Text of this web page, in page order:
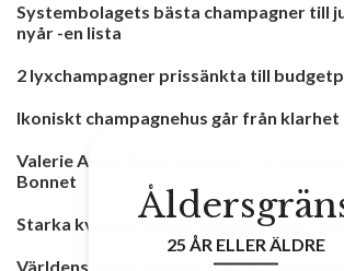
Systembolagets bästa champagner till
nyår -en lista
2 lyxchampagner prissänkta till
Ikoniskt champagnehus går från
Valerie Aflalo årets designer för
Bonnet
Starka kvinnor bakom champagnes
Världens bästa druvor bakom
25 ÅR ELLER ÄLDRE